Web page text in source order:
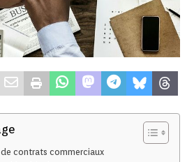
contrats commerciaux